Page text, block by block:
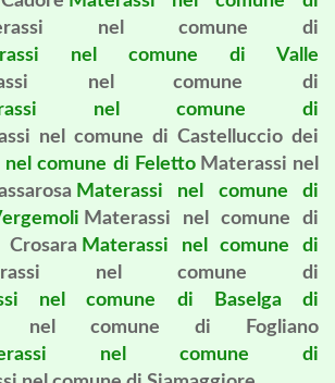
nel comune di
nel comune di Valle
nel comune di
nel comune di
nel comune di Castelluccio dei
nel comune di Feletto Materassi nel
Materassi nel comune di
Materassi nel comune di
Materassi nel comune di
nel comune di
nel comune di Baselga di
nel comune di Fogliano
nel comune di